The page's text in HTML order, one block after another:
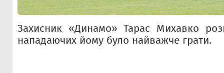
Захисник «Динамо» Тарас Михавко
нападаючих йому було найважче грати.